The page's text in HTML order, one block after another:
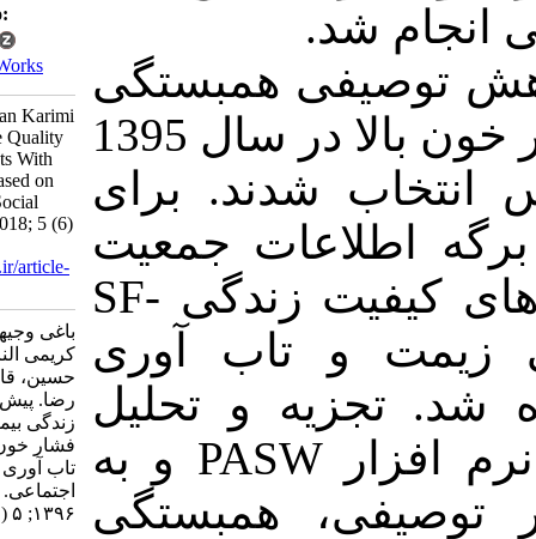
شد.
همبستگی
120 بیمار مبتلا به فشار خون بالا در سال 1395
شدند. برای
جمعیت
شناختی و پرسشنامه‌های کیفیت زندگی SF-
و تاب آوری
و تحلیل
داده‌ها با استفاده از نرم افزار PASW و به
همبستگی
Zotero
RefWorks
Baghi V, Baghban Karimi
E. Predicting the Quality
of Life of Patients With
Hypertension Based on
Resilience and Social
Support. IJPN 2018; 5 (6)
URL:http://ijpn.ir/article-
1-981-fa.html
باغی وجیهه، باغبان
کریمی الناز، جعفری
حسین، قانعی قشلاق
رضا. پیش بینی کیفیت
زندگی بیماران مبتلا به
فشار خون بالا بر اساس
تاب آوری و حمایت
اجتماعی. روان پرستاری.
۱۳۹۶; ۵ (۶) :۲۴-۳۰